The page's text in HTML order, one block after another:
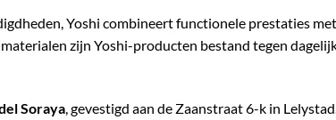
Yoshi combineert functionele prestaties
zijn Yoshi-producten bestand tegen
Soraya , gevestigd aan de Zaanstraat 6-k in